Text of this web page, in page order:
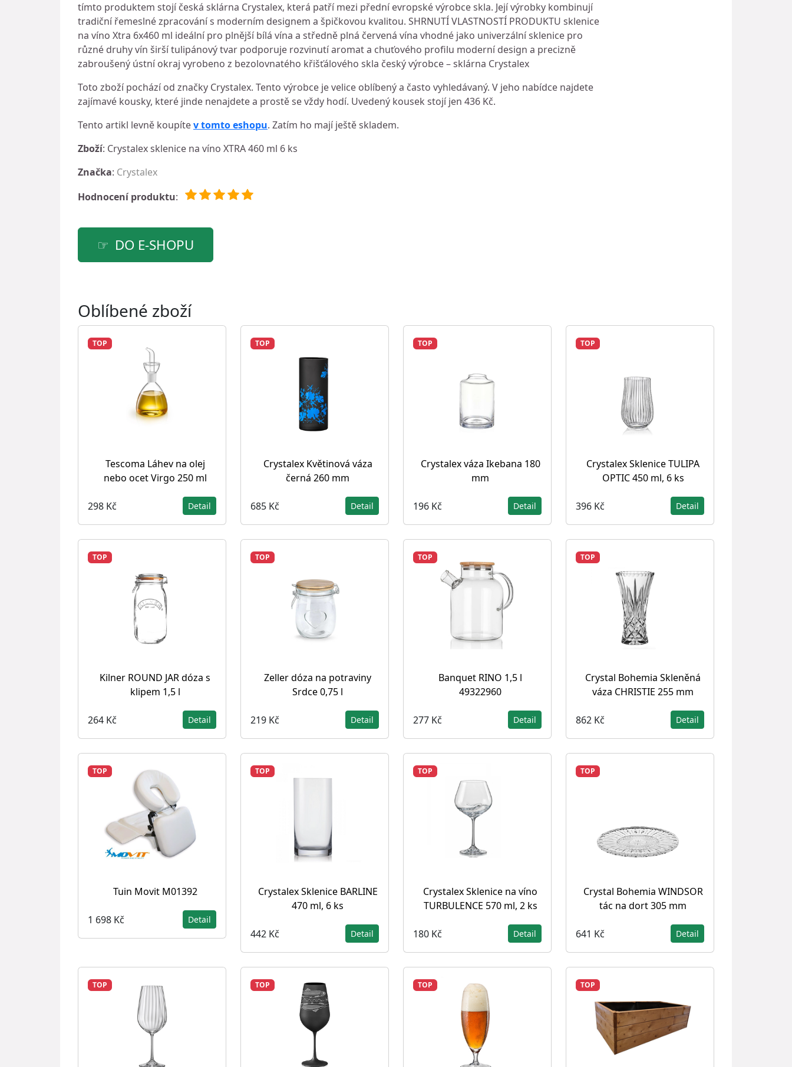
tímto produktem stojí česká sklárna Crystalex, která patří mezi přední evropské výrobce skla. Její výrobky kombinují
tradiční řemeslné zpracování s moderním designem a špičkovou kvalitou. SHRNUTÍ VLASTNOSTÍ PRODUKTU sklenice
na víno Xtra 6x460 ml ideální pro plnější bílá vína a středně plná červená vína vhodné jako univerzální sklenice pro
různé druhy vín širší tulipánový tvar podporuje rozvinutí aromat a chuťového profilu moderní design a precizně
zabroušený ústní okraj vyrobeno z bezolovnatého křišťálového skla český výrobce – sklárna Crystalex
Toto zboží pochází od značky Crystalex. Tento výrobce je velice oblíbený a často vyhledávaný. V jeho nabídce najdete
zajímavé kousky, které jinde nenajdete a prostě se vždy hodí. Uvedený kousek stojí jen 436 Kč.
Tento artikl levně koupítev tomto eshopu. Zatím ho mají ještě skladem.
Zboží: Crystalex sklenice na víno XTRA 460 ml 6 ks
Značka: Crystalex
Hodnocení produktu:
DO E-SHOPU
Oblíbené zboží
TOP
Tescoma Láhev na olej
nebo ocet Virgo 250 ml
298 Kč Detail
TOP
Crystalex Květinová váza
černá 260 mm
685 Kč Detail
TOP
Crystalex váza Ikebana 180
mm
196 Kč Detail
TOP
Crystalex Sklenice TULIPA
OPTIC 450 ml, 6 ks
396 Kč Detail
TOP
Kilner ROUND JAR dóza s
klipem 1,5 l
264 Kč Detail
TOP
Zeller dóza na potraviny
Srdce 0,75 l
219 Kč Detail
TOP
Banquet RINO 1,5 l
49322960
277 Kč Detail
TOP
Crystal Bohemia Skleněná
váza CHRISTIE 255 mm
862 Kč Detail
TOP
Tuin Movit M01392
1 698 Kč Detail
TOP
Crystalex Sklenice BARLINE
470 ml, 6 ks
442 Kč Detail
TOP
Crystalex Sklenice na víno
TURBULENCE 570 ml, 2 ks
180 Kč Detail
TOP
Crystal Bohemia WINDSOR
tác na dort 305 mm
641 Kč Detail
TOP TOP TOP TOP